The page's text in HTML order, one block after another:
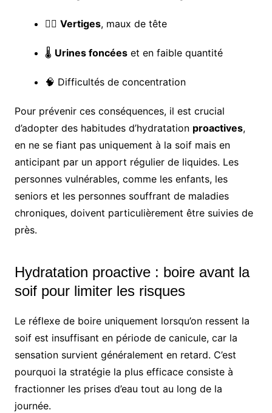
😵‍💫 Vertiges, maux de tête
🌡️ Urines foncéeset en faible quantité
🧠 Difficultés de concentration
Pour prévenir ces conséquences, il est crucial
d’adopter des habitudes d’hydratation proactives,
en ne se fiant pas uniquement à la soif mais en
anticipant par un apport régulier de liquides. Les
personnes vulnérables, comme les enfants, les
seniors et les personnes souffrant de maladies
chroniques, doivent particulièrement être suivies de
près.
Hydratation proactive : boire avant la
soif pour limiter les risques
Le réflexe de boire uniquement lorsqu’on ressent la
soif est insuffisant en période de canicule, car la
sensation survient généralement en retard. C’est
pourquoi la stratégie la plus efficace consiste à
fractionner les prises d’eau tout au long de la
journée.